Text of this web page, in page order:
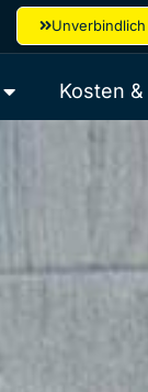
Kosten